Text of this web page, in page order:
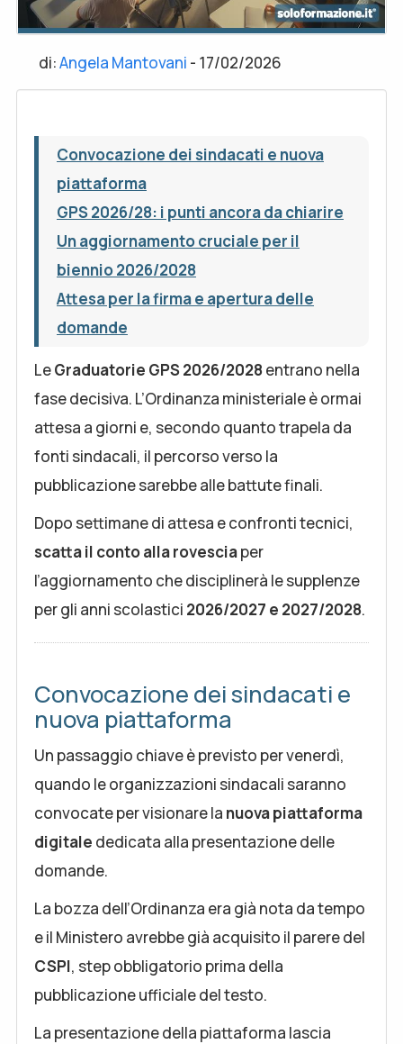
di:Angela Mantovani - 17/02/2026
Convocazione dei sindacati e nuova
piattaforma
GPS 2026/28: i punti ancora da chiarire
Un aggiornamento cruciale per il
biennio 2026/2028
Attesa per la firma e apertura delle
domande
LeGraduatorie GPS 2026/2028 entrano nella
fase decisiva. L’Ordinanza ministeriale è ormai
attesa a giorni e, secondo quanto trapela da
fonti sindacali, il percorso verso la
pubblicazione sarebbe alle battute finali.
Dopo settimane di attesa e confronti tecnici,
scatta il conto alla rovesciaper
l’aggiornamento che disciplinerà le supplenze
per gli anni scolastici 2026/2027 e 2027/2028.
Convocazione dei sindacati e
nuova piattaforma
Un passaggio chiave è previsto per venerdì,
quando le organizzazioni sindacali saranno
convocate per visionare la nuova piattaforma
digitale dedicata alla presentazione delle
domande.
La bozza dell’Ordinanza era già nota da tempo
e il Ministero avrebbe già acquisito il parere del
CSPI, step obbligatorio prima della
pubblicazione ufficiale del testo.
La presentazione della piattaforma lascia